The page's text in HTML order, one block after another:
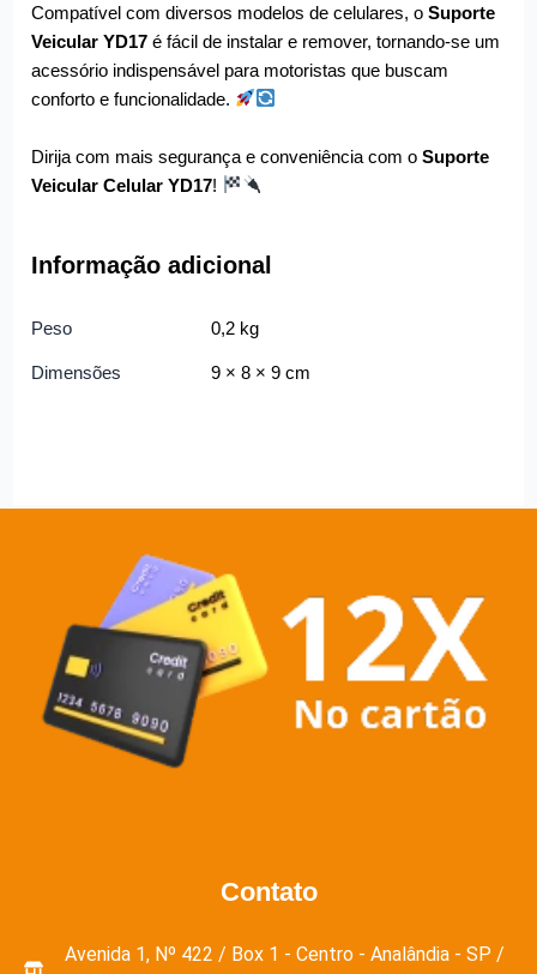
Compatível com diversos modelos de celulares, oSuporte
Veicular YD17 é fácil de instalar e remover, tornando-se um
acessório indispensável para motoristas que buscam
conforto e funcionalidade.
Dirija com mais segurança e conveniência com oSuporte
Veicular Celular YD17!
Informação adicional
Peso 0,2 kg
Dimensões 9 × 8 × 9 cm
Contato
Avenida 1, Nº 422 / Box 1 - Centro - Analândia - SP /